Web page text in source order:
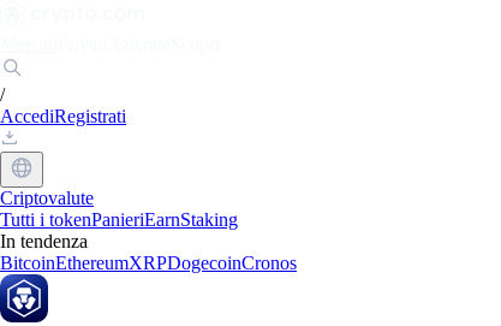
/
AccediRegistrati
Criptovalute
Tutti i tokenPanieriEarnStaking
In tendenza
BitcoinEthereumXRPDogecoinCronos